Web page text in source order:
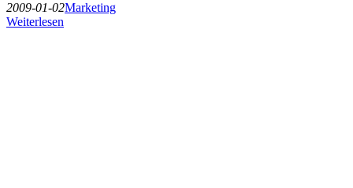
2009-01-02Marketing
Weiterlesen